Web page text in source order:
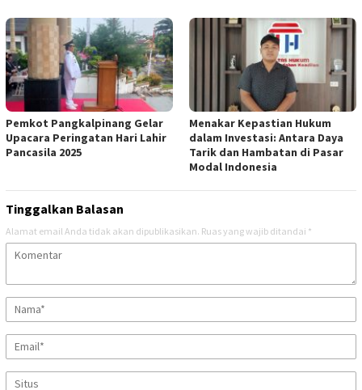
Pemkot Pangkalpinang Gelar
Upacara Peringatan Hari Lahir
Pancasila 2025
Menakar Kepastian Hukum
dalam Investasi: Antara Daya
Tarik dan Hambatan di Pasar
Modal Indonesia
Tinggalkan Balasan
Alamat email Anda tidak akan dipublikasikan. Ruas yang wajib ditandai *